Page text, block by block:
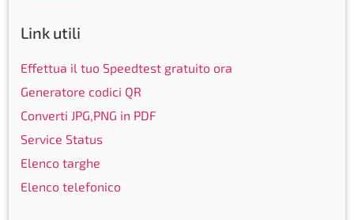
Link utili
Effettua il tuo Speedtest gratuito ora
Generatore codici QR
Converti JPG,PNG in PDF
Service Status
Elenco targhe
Elenco telefonico